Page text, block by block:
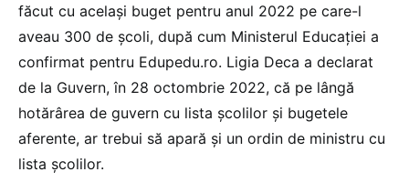
făcut cu același buget pentru anul 2022 pe care-l
aveau 300 de școli, după cum Ministerul Educației a
confirmat pentru Edupedu.ro. Ligia Deca a declarat
de la Guvern, în 28 octombrie 2022, că pe lângă
hotărârea de guvern cu lista școlilor și bugetele
aferente, ar trebui să apară și un ordin de ministru cu
lista școlilor.